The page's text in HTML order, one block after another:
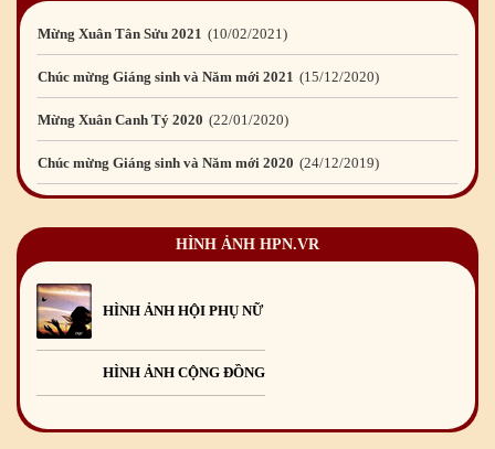
Chúc mừng Giáng sinh và Năm mới 2021
Mừng Xuân Canh Tý 2020 22/01/2020
Chúc mừng Giáng sinh và Năm mới 2020
Mừng Xuân Kỷ Hợi 2019 03/02/2019
Mừng Xuân Bính Ngọ 2026 15/02/2026
Chúc mừng Giáng sinh và Năm mới 2026
Chúc mừng Giáng sinh và Năm mới 2025
Mừng Xuân Giáp Thìn 2024 09/02/2024
HÌNH ẢNH HPN.VR
HÌNH ẢNH HỘI PHỤ NỮ
HÌNH ẢNH CỘNG ĐỒNG